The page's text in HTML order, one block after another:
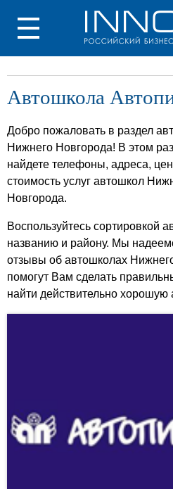
Автошкола
Добро пожаловать в раздел
Нижнего Новгорода! В этом
найдете телефоны, адреса,
стоимость услуг автошкол
Новгорода.
Воспользуйтесь сортировкой
названию и району. Мы
отзывы об автошколах
помогут Вам сделать
найти действительно хорошую